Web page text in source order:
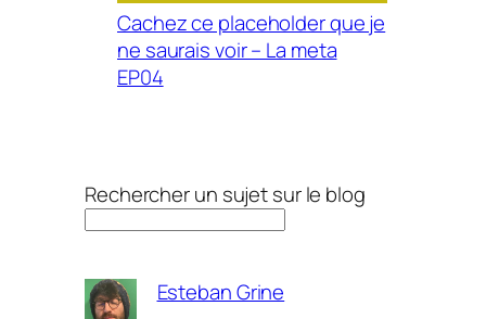
Cachez ce placeholder que je
ne saurais voir – La meta
EP04
Rechercher un sujet sur le blog
Esteban Grine